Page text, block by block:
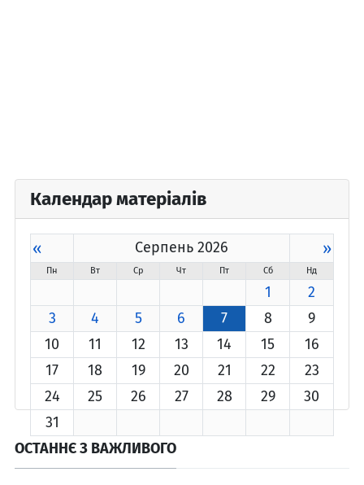
Календар матеріалів
« Серпень 2026 »
Пн Вт Ср Чт Пт Сб Нд
1
2
3
4 5 6 7 8
9
10
11 12 13 14 15
16
17
18 19 20 21 22
23
24
25 26 27 28 29
30
31
ОСТАННЄ З ВАЖЛИВОГО